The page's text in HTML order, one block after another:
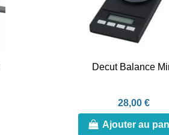
Decut Balance
28,00 €
Ajouter au